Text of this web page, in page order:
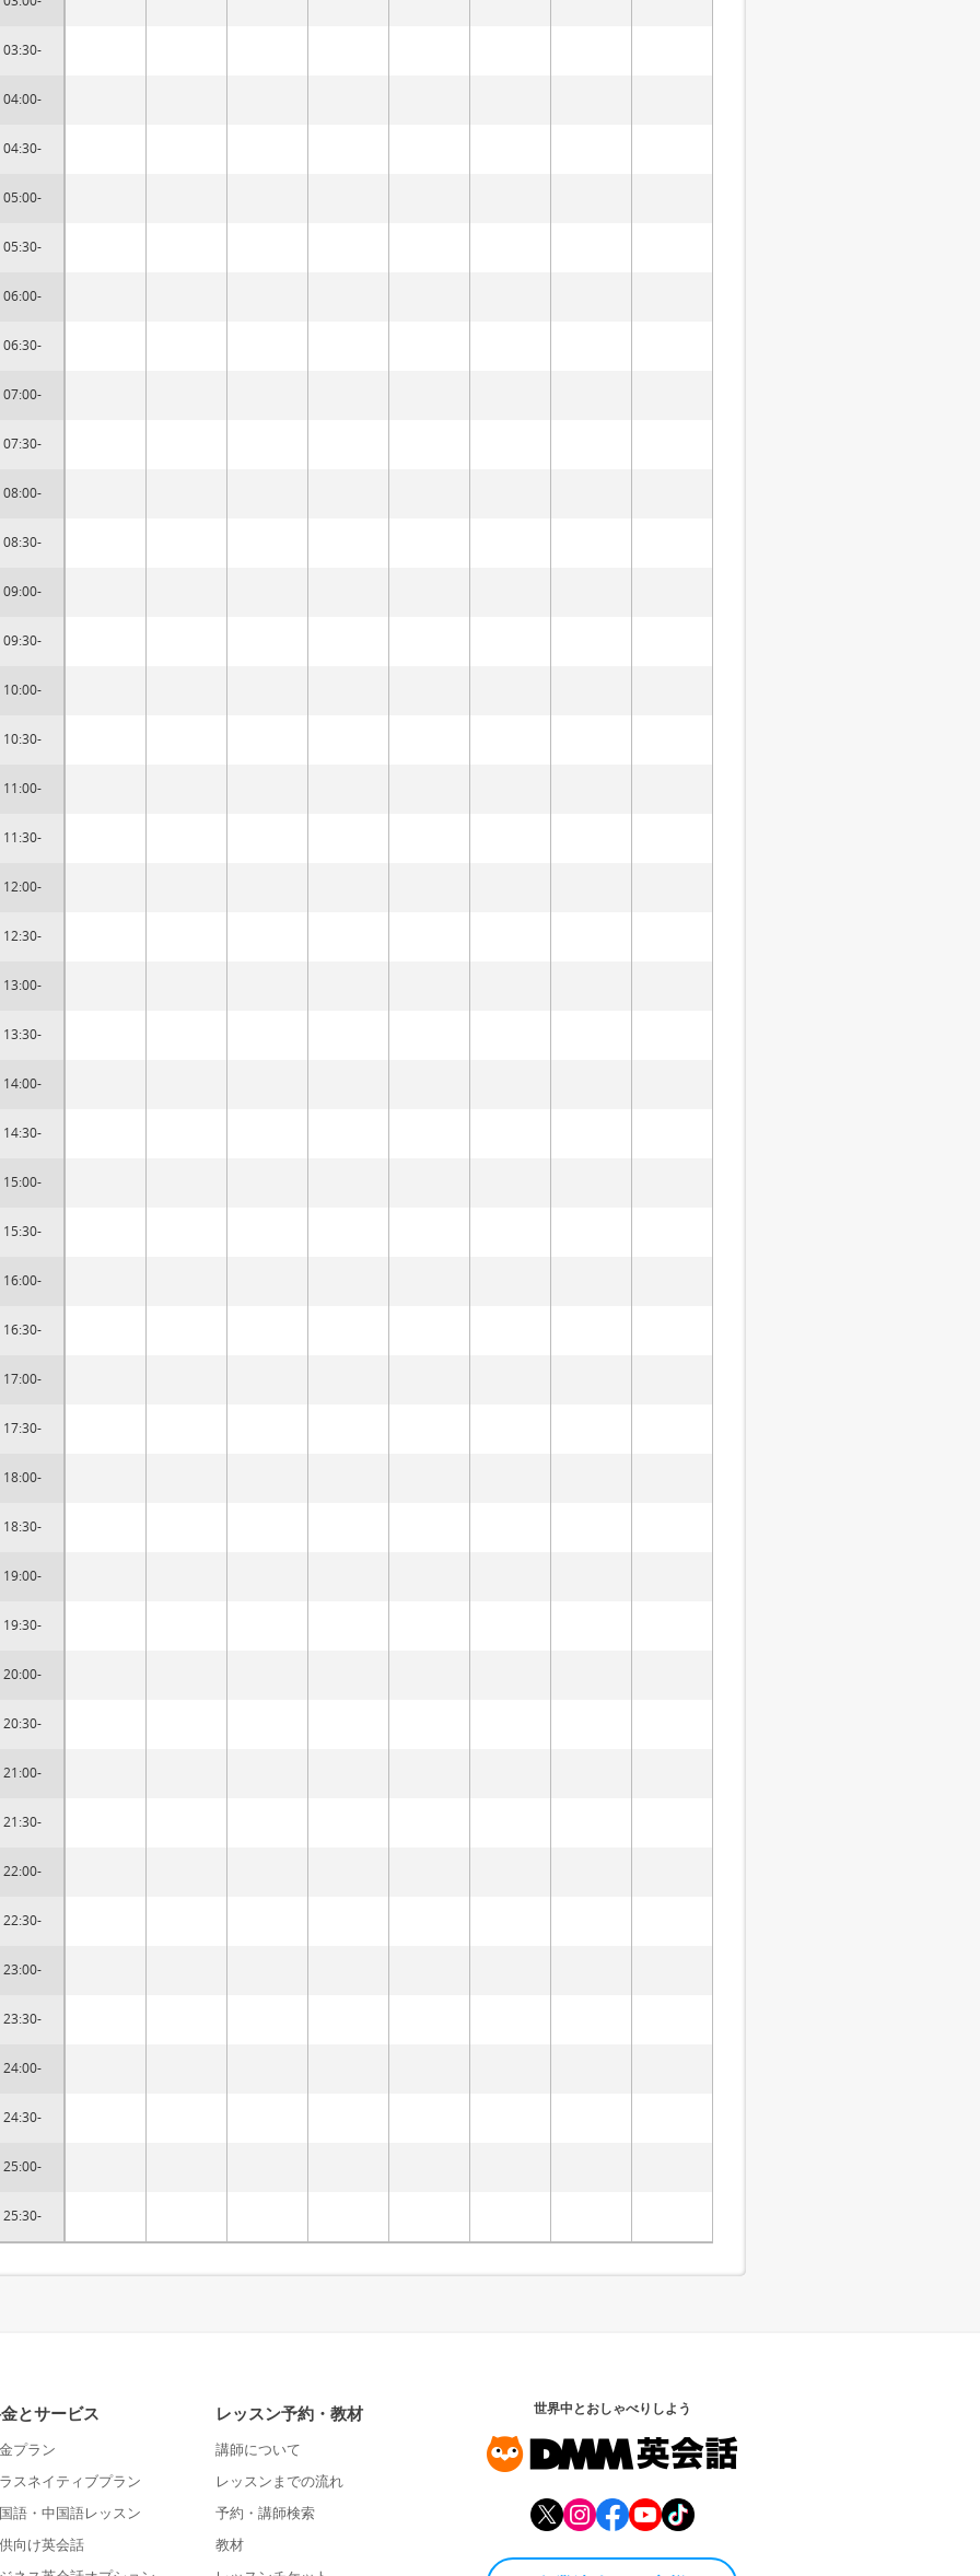
03:30-
04:00-
04:30-
05:00-
05:30-
06:00-
06:30-
07:00-
07:30-
08:00-
08:30-
09:00-
09:30-
10:00-
10:30-
11:00-
11:30-
12:00-
12:30-
13:00-
13:30-
14:00-
14:30-
15:00-
15:30-
16:00-
16:30-
17:00-
17:30-
18:00-
18:30-
19:00-
19:30-
20:00-
20:30-
21:00-
21:30-
22:00-
22:30-
23:00-
23:30-
24:00-
24:30-
25:00-
25:30-
とサービス
プラン
スネイティブプラン
語・中国語レッスン
向け英会話
レッスン予約・教材
講師について
レッスンまでの流れ
予約・講師検索
教材
世界中とおしゃべりしよう